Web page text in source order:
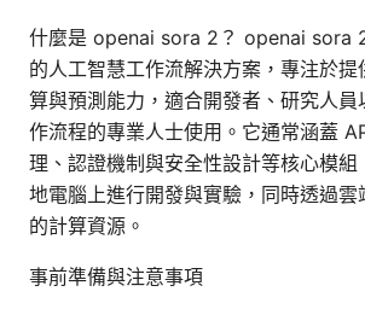
什麼是 openai sora 2？ openai sora
的人工智慧工作流解決方案，專注於
算與預測能力，適合開發者、研究人
作流程的專業人士使用。它通常涵蓋
理、認證機制與安全性設計等核心模
地電腦上進行開發與實驗，同時透過雲
的計算資源。
事前準備與注意事項